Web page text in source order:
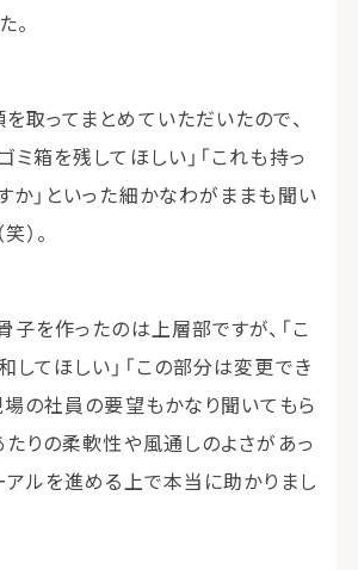
。
取ってまとめていただいたので、
ミ箱を残してほしい」「これも持っ
か」といった細かなわがままも聞い
）。
子を作ったのは上層部ですが、「こ
してほしい」「この部分は変更でき
場の社員の要望もかなり聞いてもら
たりの柔軟性や風通しのよさがあっ
アルを進める上で本当に助かりまし